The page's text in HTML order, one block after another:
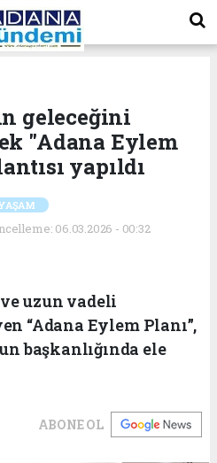
geleceğini
"Adana Eylem
yapıldı
06.03.2026 - 00:32
ve uzun vadeli
“Adana Eylem Planı”,
başkanlığında ele
ABONE OL